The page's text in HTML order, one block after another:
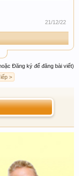
21/12/22
Đăng ký để đăng bài viết)
>